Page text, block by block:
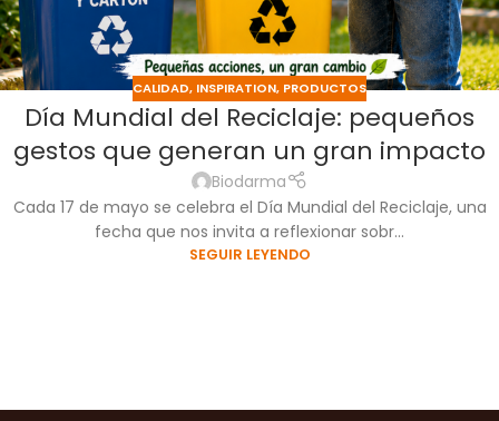
CALIDAD, INSPIRATION, PRODUCTOS
Día Mundial del Reciclaje: pequeños
gestos que generan un gran impacto
Biodarma
Cada 17 de mayo se celebra el Día Mundial del Reciclaje, una
fecha que nos invita a reflexionar sobr...
SEGUIR LEYENDO